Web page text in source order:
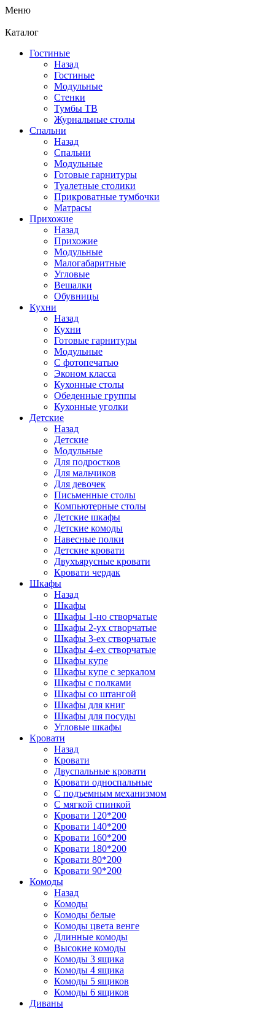
Меню
Каталог
Гостиные
Назад
Гостиные
Модульные
Стенки
Тумбы ТВ
Журнальные столы
Спальни
Назад
Спальни
Модульные
Готовые гарнитуры
Туалетные столики
Прикроватные тумбочки
Матрасы
Прихожие
Назад
Прихожие
Модульные
Малогабаритные
Угловые
Вешалки
Обувницы
Кухни
Назад
Кухни
Готовые гарнитуры
Модульные
С фотопечатью
Эконом класса
Кухонные столы
Обеденные группы
Кухонные уголки
Детские
Назад
Детские
Модульные
Для подростков
Для мальчиков
Для девочек
Письменные столы
Компьютерные столы
Детские шкафы
Детские комоды
Навесные полки
Детские кровати
Двухъярусные кровати
Кровати чердак
Шкафы
Назад
Шкафы
Шкафы 1-но створчатые
Шкафы 2-ух створчатые
Шкафы 3-ех створчатые
Шкафы 4-ех створчатые
Шкафы купе
Шкафы купе с зеркалом
Шкафы с полками
Шкафы со штангой
Шкафы для книг
Шкафы для посуды
Угловые шкафы
Кровати
Назад
Кровати
Двуспальные кровати
Кровати односпальные
С подъемным механизмом
С мягкой спинкой
Кровати 120*200
Кровати 140*200
Кровати 160*200
Кровати 180*200
Кровати 80*200
Кровати 90*200
Комоды
Назад
Комоды
Комоды белые
Комоды цвета венге
Длинные комоды
Высокие комоды
Комоды 3 ящика
Комоды 4 ящика
Комоды 5 ящиков
Комоды 6 ящиков
Диваны